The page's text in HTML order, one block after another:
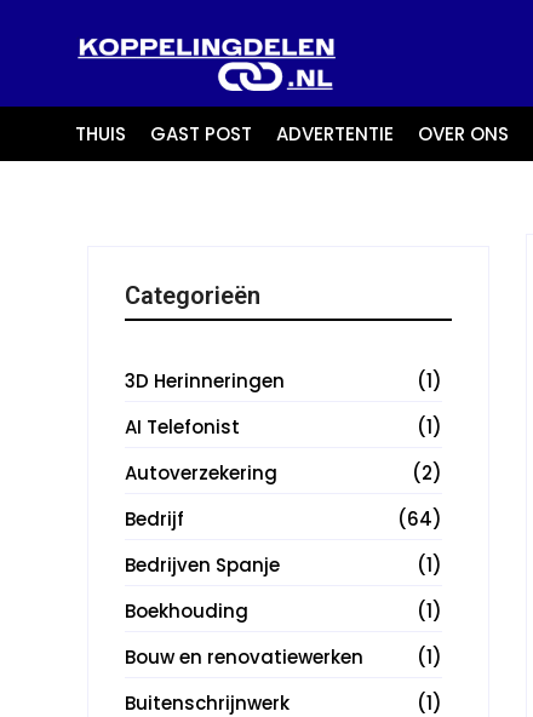
THUIS GAST POST ADVERTENTIE OVER ONS
Categorieën
3D Herinneringen
(1)
AI Telefonist
(1)
Autoverzekering
(2)
Bedrijf
(64)
Bedrijven Spanje
(1)
Boekhouding
(1)
Bouw en renovatiewerken
(1)
Buitenschrijnwerk
(1)